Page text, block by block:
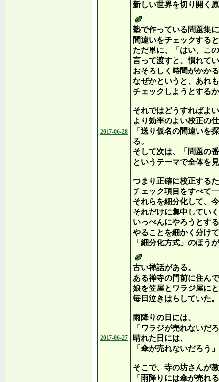
新しい世界を切り開く
2017-06-28
塾で作っている問題集
間違いをチェックする
ただ単に、「はい、こ
言って渡すと、慣れて
おそろしく時間がかか
なぜかというと、あれ
チェックしようとする
それではどうすればよ
より効率のよい校正の
「送り仮名の間違いを
る。
そして次は、「問題の
というテーマで全体を
つまり正確に校正する
チェック項目をすべて
それらを細分化して、
それだけに集中してい
いっぺんにやろうとす
やることを細かく分け
「細分化方式」のほう
2017-06-27
古い禅話がある。
ある禅寺の門前に住ん
娘を笠屋とワラジ屋に
毎日泣きはらしていた。
雨降りの日には、
「ワラジが売れないだ
晴れた日には、
「傘が売れないだろう
そこで、寺の坊さんが
「雨降りには傘が売れ